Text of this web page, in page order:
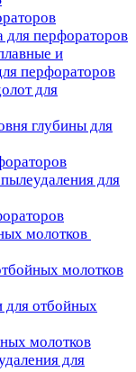
перфораторов
и
перфораторов
для
глубины для
для
молотков
молотков
для отбойных
молотков
для